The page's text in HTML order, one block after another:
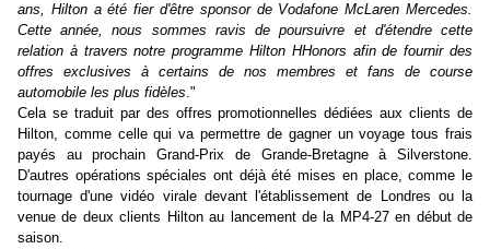
ans, Hilton a été fier d'être sponsor de Vodafone McLaren Mercedes.
Cette année, nous sommes ravis de poursuivre et d'étendre cette
relation à travers notre programme Hilton HHonors afin de fournir des
offres exclusives à certains de nos membres et fans de course
automobile les plus fidèles."
Cela se traduit par des offres promotionnelles dédiées aux clients de
Hilton, comme celle qui va permettre de gagner un voyage tous frais
payés au prochain Grand-Prix de Grande-Bretagne à Silverstone.
D'autres opérations spéciales ont déjà été mises en place, comme le
tournage d'une vidéo virale devant l'établissement de Londres ou la
venue de deux clients Hilton au lancement de la MP4-27 en début de
saison.